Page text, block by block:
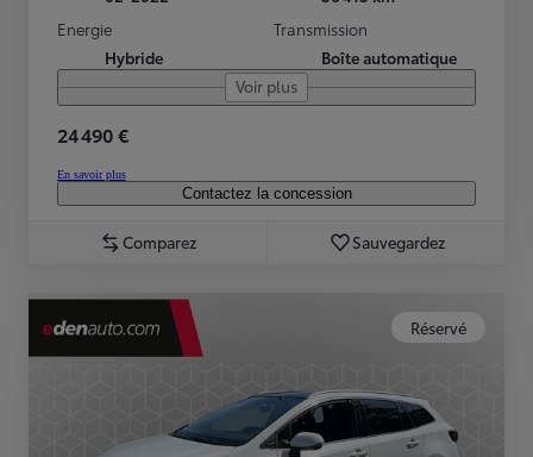
Energie
Hybride
Transmission
Boîte automatique
Voir plus
24 490 €
En savoir plus
Contactez la concession
Comparez Sauvegardez
Réservé